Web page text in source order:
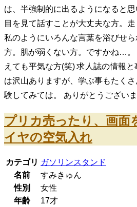
は、半強制的に出るようになると
目を見て話すことが大丈夫な方。走
私のようにいろんな言葉を浴びせ
方。肌が弱くない方。ですかね…。
えても平気な方(笑) 求人誌の情報
は沢山ありますが、学ぶ事もたく
験してみては。 ありがとうございま
プリカ売ったり、画面
イヤの空気入れ
カテゴリ ガソリンスタンド
名前
すみきゅん
性別
女性
年齢
17才